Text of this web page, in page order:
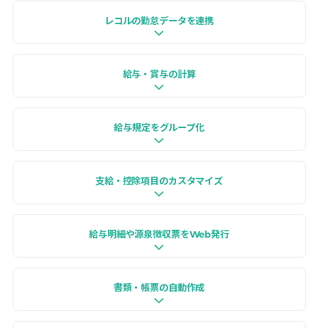
レコルの勤怠データを連携
給与・賞与の計算
給与規定をグループ化
支給・控除項目のカスタマイズ
給与明細や源泉徴収票をWeb発行
書類・帳票の自動作成